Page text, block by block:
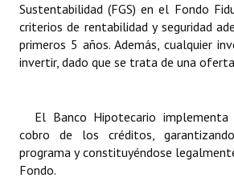
Sustentabilidad (FGS) en el Fondo
criterios de rentabilidad y seguridad
primeros 5 años. Además, cualquier
invertir, dado que se trata de una
El Banco Hipotecario
cobro de los créditos,
programa y constituyéndose
Fondo.